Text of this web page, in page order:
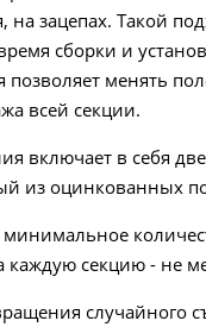
на зацепах. Такой
сборки и
позволяет менять
всей секции.
включает в себя
из оцинкованных
каждую секцию - не
случайного